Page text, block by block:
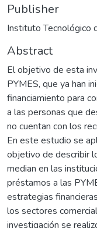
Publisher
Instituto Tecnológico
Abstract
El objetivo de esta
PYMES, que ya han
financiamiento para
a las personas que
no cuentan con los
En este estudio se
objetivo de describir
median en las
préstamos a las
estrategias
los sectores
investigación se